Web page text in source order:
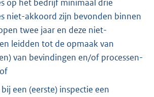
op het bedrijf minimaal drie
niet-akkoord zijn bevonden binnen
twee jaar en deze niet-
leidden tot de opmaak van
van bevindingen en/of processen-
een (eerste) inspectie een